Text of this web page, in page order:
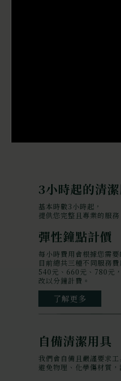
3小時起的清
基本時數3小時起，
提供您完整且專業的服務
彈性鐘點計價
每小時費用會根據您需要
目前總共三種不同服務
540元、660元、780元
改以分鐘計費。
了解更多
自備清潔用具
我們會自備且嚴謹要求工
避免物理、化學傷材質，